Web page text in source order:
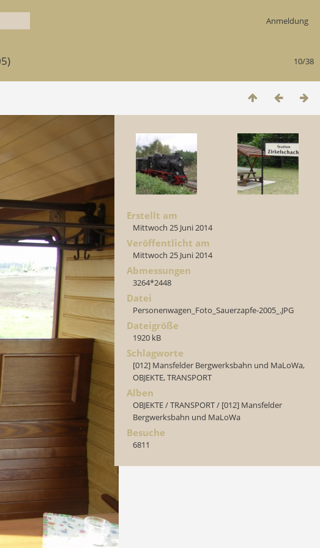
Anmeldung
10/38
Erstellt am
Mittwoch 25 Juni 2014
Veröffentlicht am
Mittwoch 25 Juni 2014
Abmessungen
3264*2448
Datei
Personenwagen_Foto_Sauerzapfe-2005_.JPG
Dateigröße
1920 kB
Schlagworte
[012] Mansfelder Bergwerksbahn und MaLoWa,
OBJEKTE,TRANSPORT
Alben
OBJEKTE/TRANSPORT/ [012] Mansfelder
Bergwerksbahn und MaLoWa
Besuche
6811